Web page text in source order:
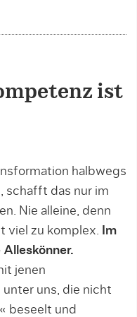
ist
halbwegs
schafft das nur im
Nie alleine, denn
viel zu komplex.
Im
jenen
unter uns, die nicht
beseelt und